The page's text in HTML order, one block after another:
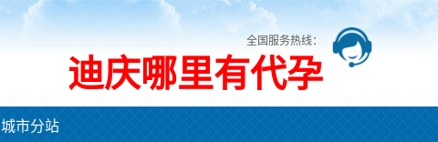
全国服务热线：
迪庆哪里有代孕
城市分站